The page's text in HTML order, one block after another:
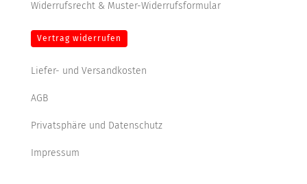
Widerrufsrecht & Muster-Widerrufsformular
Vertrag widerrufen
Liefer- und Versandkosten
AGB
Privatsphäre und Datenschutz
Impressum